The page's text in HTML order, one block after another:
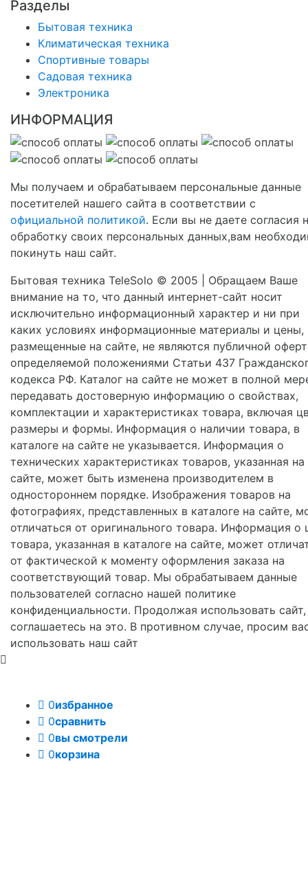
Разделы
Бытовая техника
Климатическая техника
Спортивные товары
Садовая техника
Электроника
ИНФОРМАЦИЯ
Мы получаем и обрабатываем персональные данные
посетителей нашего сайта в соответствии с
официальной политикой. Если вы не даете согласия
обработку своих персональных данных,вам
покинуть наш сайт.
Бытовая техника TeleSolo © 2005 | Обращаем Ваше
внимание на то, что данный интернет-сайт носит
исключительно информационный характер и ни при
каких условиях информационные материалы и цены,
размещенные на сайте, не являются публичной
определяемой положениями Статьи 437
кодекса РФ. Каталог на сайте не может в полной
передавать достоверную информацию о свойствах,
комплектации и характеристиках товара, включая
размеры и формы. Информация о наличии товара, в
каталоге на сайте не указывается. Информация о
технических характеристиках товаров, указанная на
сайте, может быть изменена производителем в
одностороннем порядке. Изображения товаров на
фотографиях, представленных в каталоге на сайте,
отличаться от оригинального товара. Информация о
товара, указанная в каталоге на сайте, может
от фактической к моменту оформления заказа на
соответствующий товар. Мы обрабатываем данные
пользователей согласно нашей политике
конфиденциальности. Продолжая использовать
соглашаетесь на это. В противном случае, просим
использовать наш сайт
0избранное
0сравнить
0вы смотрели
0корзина